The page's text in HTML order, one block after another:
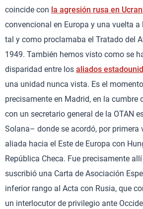
coincide con la agresión rusa en
convencional en Europa y una vuelta
tal y como proclamaba el Tratado del
1949. También hemos visto como se
disparidad entre los aliados
una unidad nunca vista. Es el
precisamente en Madrid, en la cumbre
con un secretario general de la OTAN
Solana– donde se acordó, por primera
aliada hacia el Este de Europa con
República Checa. Fue precisamente
suscribió una Carta de Asociación
inferior rango al Acta con Rusia, que
un interlocutor de privilegio ante